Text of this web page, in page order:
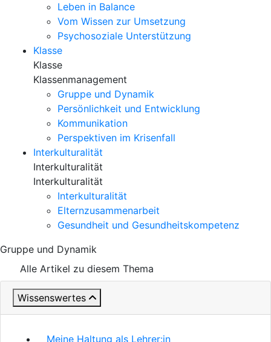
Leben in Balance
Vom Wissen zur Umsetzung
Psychosoziale Unterstützung
Klasse
Klasse
Klassenmanagement
Gruppe und Dynamik
Persönlichkeit und Entwicklung
Kommunikation
Perspektiven im Krisenfall
Interkulturalität
Interkulturalität
Interkulturalität
Interkulturalität
Elternzusammenarbeit
Gesundheit und Gesundheitskompetenz
Gruppe und Dynamik
Alle Artikel zu diesem Thema
Wissenswertes
Meine Haltung als Lehrer:in